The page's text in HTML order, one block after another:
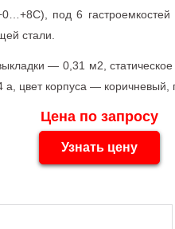
под 6 гастроемкостей
стали.
— 0,31 м2,
а, цвет корпуса —
Цена по запросу
Узнать цену